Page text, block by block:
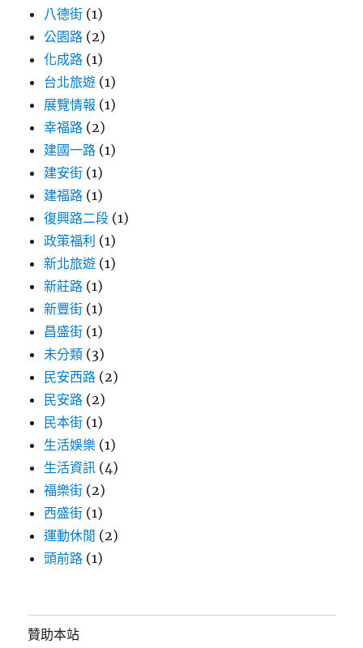
八德街 (1)
公園路 (2)
化成路 (1)
台北旅遊 (1)
展覽情報 (1)
幸福路 (2)
建國一路 (1)
建安街 (1)
建福路 (1)
復興路二段 (1)
政策福利 (1)
新北旅遊 (1)
新莊路 (1)
新豐街 (1)
昌盛街 (1)
未分類 (3)
民安西路 (2)
民安路 (2)
民本街 (1)
生活娛樂 (1)
生活資訊 (4)
福樂街 (2)
西盛街 (1)
運動休閒 (2)
頭前路 (1)
贊助本站